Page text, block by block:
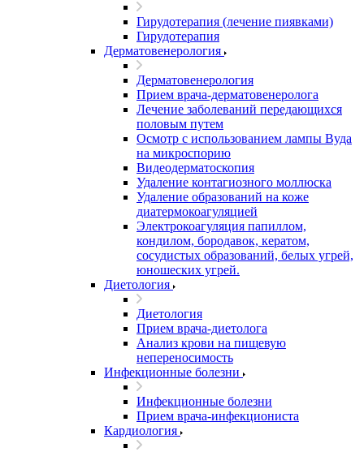
Гирудотерапия (лечение пиявками)
Гирудотерапия
Дерматовенерология
Дерматовенерология
Прием врача-дерматовенеролога
Лечение заболеваний передающихся
половым путем
Осмотр с использованием лампы Вуда
на микроспорию
Видеодерматоскопия
Удаление контагиозного моллюска
Удаление образований на коже
диатермокоагуляцией
Электрокоагуляция папиллом,
кондилом, бородавок, кератом,
сосудистых образований, белых угрей,
юношеских угрей.
Диетология
Диетология
Прием врача-диетолога
Анализ крови на пищевую
непереносимость
Инфекционные болезни
Инфекционные болезни
Прием врача-инфекциониста
Кардиология